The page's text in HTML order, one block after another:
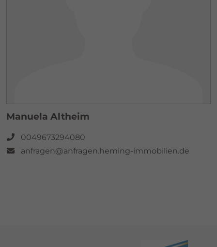
Manuela Altheim
0049673294080
anfragen@anfragen.heming-immobilien.de